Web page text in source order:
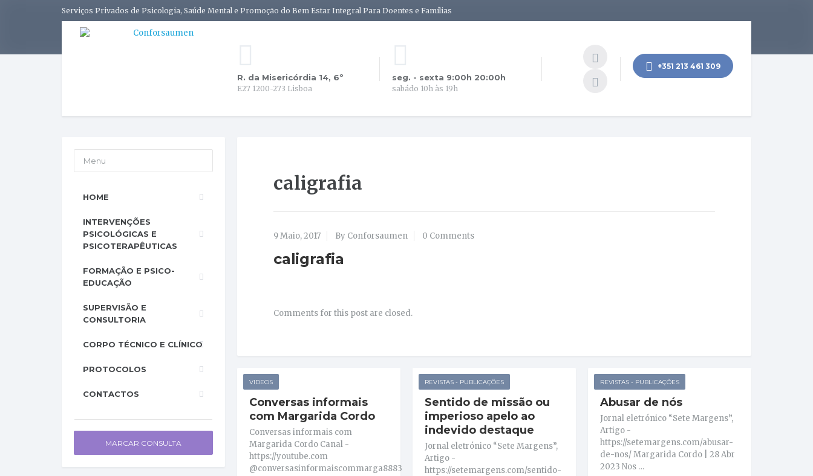
Serviços Privados de Psicologia, Saúde Mental e Promoção do Bem Estar Integral Para Doentes e Famílias
R. da Misericórdia 14, 6º
E27 1200-273 Lisboa
seg. - sexta 9:00h 20:00h
sabádo 10h às 19h
+351 213 461 309
caligrafia
9 Maio, 2017 By Conforsaumen 0 Comments
caligrafia
Comments for this post are closed.
VIDEOS
Conversas informais
com Margarida Cordo
Conversas informais com
Margarida Cordo Canal -
https://youtube.com
@conversasinformaiscommarga8883
REVISTAS - PUBLICAÇÕES
Sentido de missão ou
imperioso apelo ao
indevido destaque
Jornal eletrónico “Sete Margens”,
Artigo -
https://setemargens.com/sentido-
REVISTAS - PUBLICAÇÕES
Abusar de nós
Jornal eletrónico “Sete Margens”,
Artigo -
https://setemargens.com/abusar-
de-nos/ Margarida Cordo | 28 Abr
2023 Nos …
Menu
HOME
INTERVENÇÕES
PSICOLÓGICAS E
PSICOTERAPÊUTICAS
FORMAÇÃO E PSICO-
EDUCAÇÃO
SUPERVISÃO E
CONSULTORIA
CORPO TÉCNICO E CLÍNICO
PROTOCOLOS
CONTACTOS
MARCAR CONSULTA